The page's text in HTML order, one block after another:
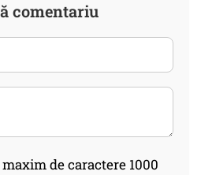
comentariu
de caractere 1000